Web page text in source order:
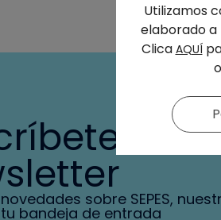
a
sobre SEPES,
bandeja de entrada
Utilizamos
elaborado a
Clica AQUÍ